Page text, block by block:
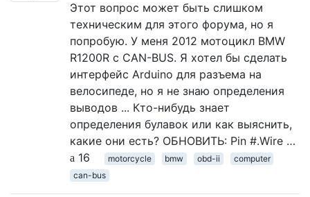
Этот вопрос может быть слишком
техническим для этого форума, но я
попробую. У меня 2012 мотоцикл BMW
R1200R с CAN-BUS. Я хотел бы сделать
интерфейс Arduino для разъема на
велосипеде, но я не знаю определения
выводов ... Кто-нибудь знает
определения булавок или как выяснить,
какие они есть? ОБНОВИТЬ: Pin #.Wire …
16
motorcycle bmw obd-ii
computer
can-bus